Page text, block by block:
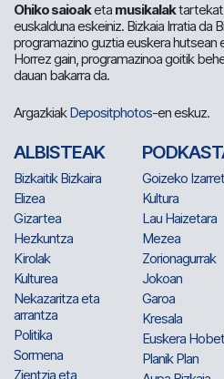
Ohiko saioaketa musikalak
euskalduna eskeiniz. Bizkaia Irratia da
programazino guztia euskera hutsean
Horrez gain, programazinoa goitik
dauan bakarra da.
ArgazkiakDepositphotos-en eskuz.
ALBISTEAK
Bizkaitik Bizkaira
Elizea
Gizartea
Hezkuntza
Kirolak
Kulturea
Nekazaritza eta
arrantza
Politika
Sormena
Zientzia eta
Goizeko
Kultura
Lau Haizetara
Mezea
Zorionagurrak
Jokoan
Garoa
Kresala
Euskera
Planik Plan